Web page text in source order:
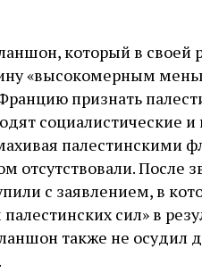
который в своей
«высокомерным
​​признать
социалистические
палестинскими
отсутствовали. После
с заявлением, в
сил» в
также не осудил